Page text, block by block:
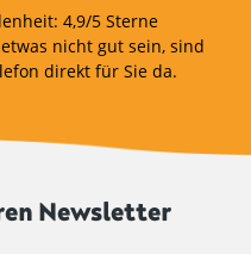
4,9/5 Sterne
nicht gut sein, sind
direkt für Sie da.
Newsletter